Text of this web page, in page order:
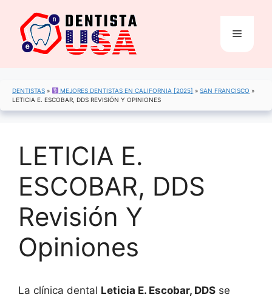
contenido
Menú
DENTISTAS » MEJORES DENTISTAS EN CALIFORNIA [2025] »SAN FRANCISCO »
LETICIA E. ESCOBAR, DDS REVISIÓN Y OPINIONES
LETICIA E.
ESCOBAR, DDS
Revisión Y
Opiniones
La clínica dental Leticia E. Escobar, DDS se